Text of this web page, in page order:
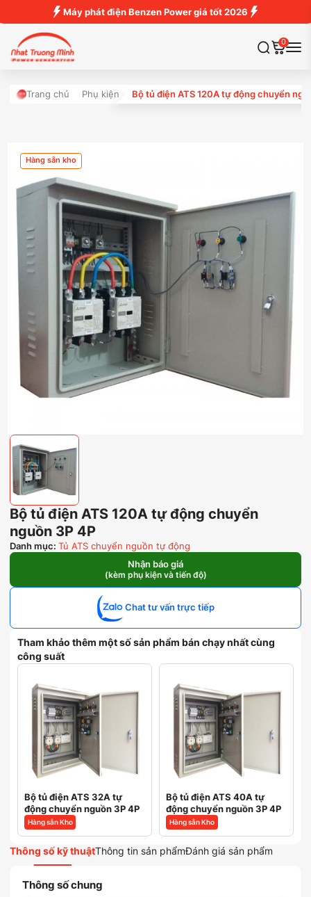
Máy phát điện Benzen Power giá tốt 2026
0
Trang chủ Phụ kiện Bộ tủ điện ATS 120A tự động chuyển
Hàng sẵn kho
Bộ tủ điện ATS 120A tự động chuyển
nguồn 3P 4P
Danh mục:Tủ ATS chuyển nguồn tự động
Nhận báo giá
(kèm phụ kiện và tiến độ)
Chat tư vấn trực tiếp
Tham khảo thêm một số sản phẩm bán chạy nhất cùng
công suất
Bộ tủ điện ATS 32A tự
động chuyển nguồn 3P 4P
Hàng sẵn Kho
Bộ tủ điện ATS 40A tự
động chuyển nguồn 3P 4P
Hàng sẵn Kho
Thông số kỹ thuậtThông tin sản phẩmĐánh giá sản phẩm
Thông số chung